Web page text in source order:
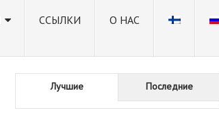
ССЫЛКИ О НАС
Лучшие Последние